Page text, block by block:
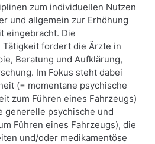
zum individuellen Nutzen
und allgemein zur Erhöhung
eingebracht. Die
fordert die Ärzte in
Beratung und Aufklärung,
Im Fokus steht dabei
(= momentane psychische
zum Führen eines Fahrzeugs)
generelle psychische und
Führen eines Fahrzeugs), die
und/oder medikamentöse